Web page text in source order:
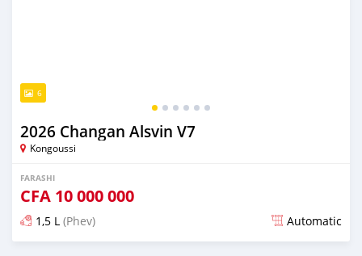
6
2026 Changan Alsvin V7
Kongoussi
FARASHI
CFA 10 000 000
1,5 L (Phev) Automatic